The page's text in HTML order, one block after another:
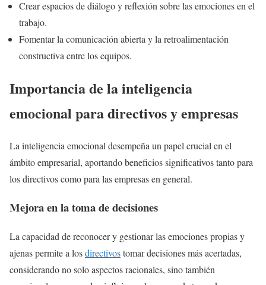
Crear espacios de diálogo y reflexión sobre las emociones en el
trabajo.
Fomentar la comunicación abierta y la retroalimentación
constructiva entre los equipos.
Importancia de la inteligencia
emocional para directivos y empresas
La inteligencia emocional desempeña un papel crucial en el
ámbito empresarial, aportando beneficios significativos tanto para
los directivos como para las empresas en general.
Mejora en la toma de decisiones
La capacidad de reconocer y gestionar las emociones propias y
ajenas permite a losdirectivostomar decisiones más acertadas,
considerando no solo aspectos racionales, sino también